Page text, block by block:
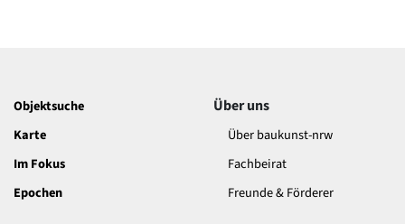
Objektsuche
Karte
Im Fokus
Epochen
Über uns
Über baukunst-nrw
Fachbeirat
Freunde & Förderer